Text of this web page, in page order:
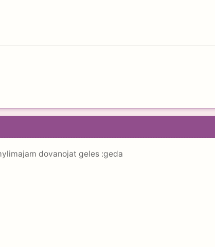
dovanojat geles :geda